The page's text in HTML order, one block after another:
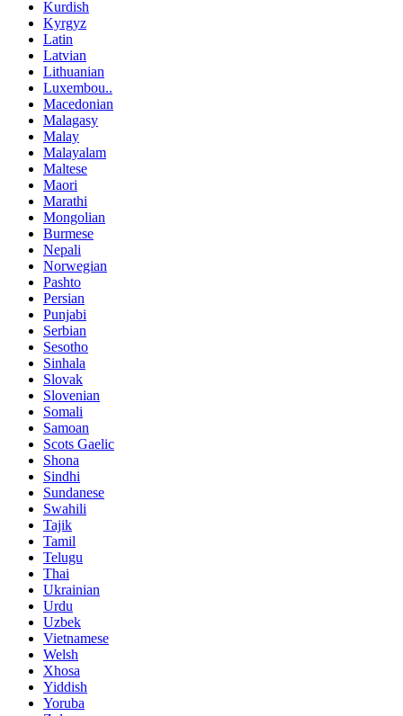
Kurdish
Kyrgyz
Latin
Latvian
Lithuanian
Luxembou..
Macedonian
Malagasy
Malay
Malayalam
Maltese
Maori
Marathi
Mongolian
Burmese
Nepali
Norwegian
Pashto
Persian
Punjabi
Serbian
Sesotho
Sinhala
Slovak
Slovenian
Somali
Samoan
Scots Gaelic
Shona
Sindhi
Sundanese
Swahili
Tajik
Tamil
Telugu
Thai
Ukrainian
Urdu
Uzbek
Vietnamese
Welsh
Xhosa
Yiddish
Yoruba